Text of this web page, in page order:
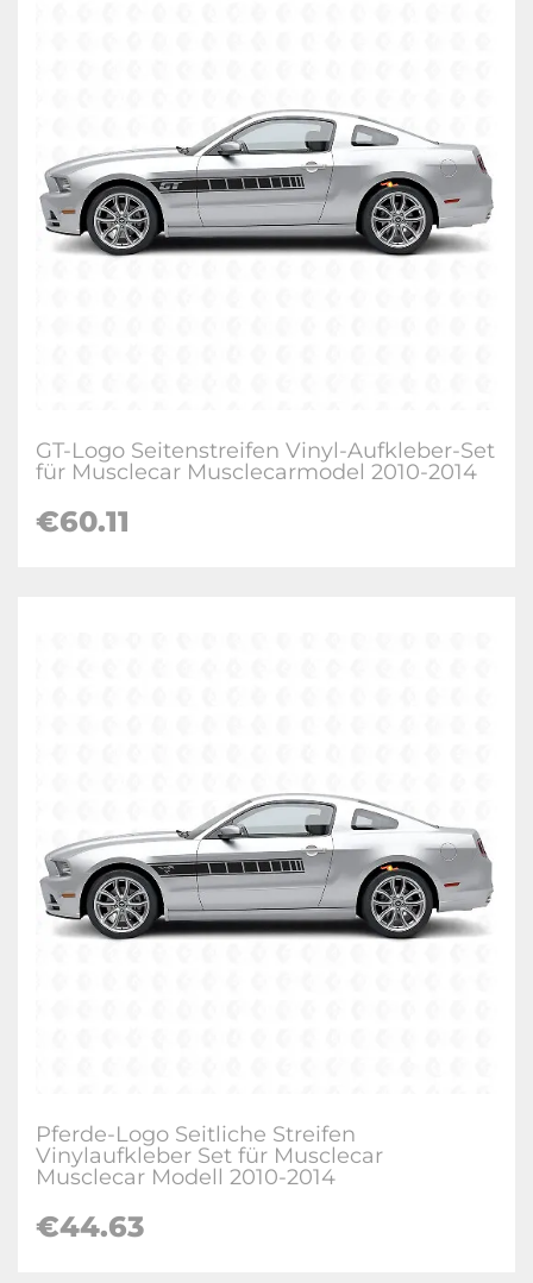
GT-Logo Seitenstreifen Vinyl-Aufkleber-Set
für Musclecar Musclecarmodel 2010-2014
€60.11
Pferde-Logo Seitliche Streifen
Vinylaufkleber Set für Musclecar
Musclecar Modell 2010-2014
€44.63